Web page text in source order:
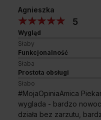
Czy ten piekarnik
Co ile cykli ten
odkamieniany?
Agnieszka
5
Wygląd
Słaby
Funkcjonalność
Słaba
Prostota obsługi
Słabo
#MojaOpiniaAmica
wyglada - bardzo
działa bez zarzutu,